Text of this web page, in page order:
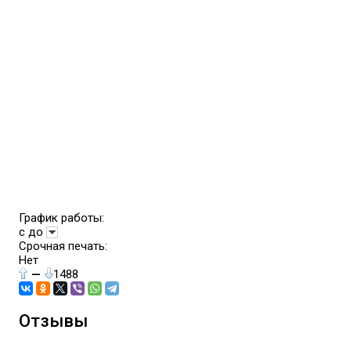
График работы:
с до
Срочная печать:
Нет
—
1488
Отзывы